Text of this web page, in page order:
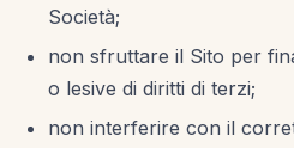
Società;
non sfruttare il Sito per
o lesive di diritti di terzi;
non interferire con il